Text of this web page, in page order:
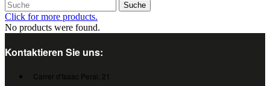
Suche
Click for more products.
No products were found.
Kontaktieren Sie uns:
Carrer d'Isaac Peral, 21